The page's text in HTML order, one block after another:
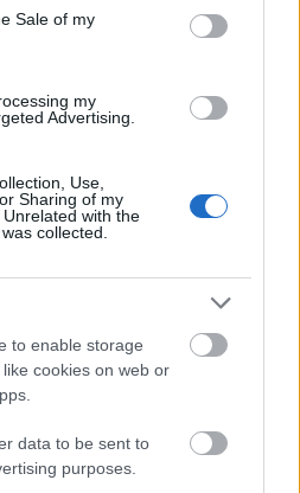
Sale of my
my
Advertising.
Use,
Sharing of my
with the
collected.
to enable storage
cookies on web or
data to be sent to
purposes.
döntés indoklásában
Államokkal
viszály
valószínűsíti, és
növekedésével.
Dánia hosszú
minősítésére,
fennálló elsőbbségi,
kötelezettségeire